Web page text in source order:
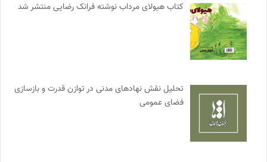
کتاب هیولای مرداب نوشته فرانک رضایی منتشر شد
تحلیل نقش نهادهای مدنی در توازن قدرت و بازسازی
فضای عمومی